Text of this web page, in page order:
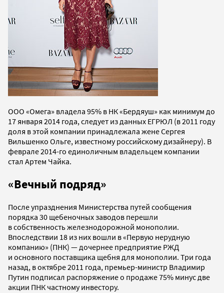
ООО «Омега» владела 95% в НК «Бердяуш» как минимум до
17 января 2014 года, следует из данных ЕГРЮЛ (в 2011 году
доля в этой компании принадлежала жене Сергея
Вильшенко Ольге, известному российскому дизайнеру). В
феврале 2014-го единоличным владельцем компании
стал Артем Чайка.
«Вечный подряд»
После упразднения Министерства путей сообщения
порядка 30 щебеночных заводов перешли
в собственность железнодорожной монополии.
Впоследствии 18 из них вошли в «Первую нерудную
компанию» (ПНК) — дочернее предприятие РЖД
и основного поставщика щебня для монополии. Три года
назад, в октябре 2011 года, премьер-министр Владимир
Путин подписал распоряжение о продаже 75% минус две
акции ПНК частному инвестору.